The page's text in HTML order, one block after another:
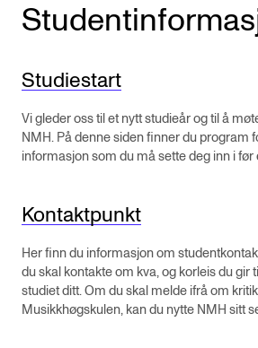
Studiestart
Vi gleder oss til et nytt studieår og til å
NMH. På denne siden finner du program
informasjon som du må sette deg inn i før
Kontaktpunkt
Her finn du informasjon om
du skal kontakte om kva, og korleis du gir
studiet ditt. Om du skal melde ifrå om
Musikkhøgskulen, kan du nytte NMH sitt